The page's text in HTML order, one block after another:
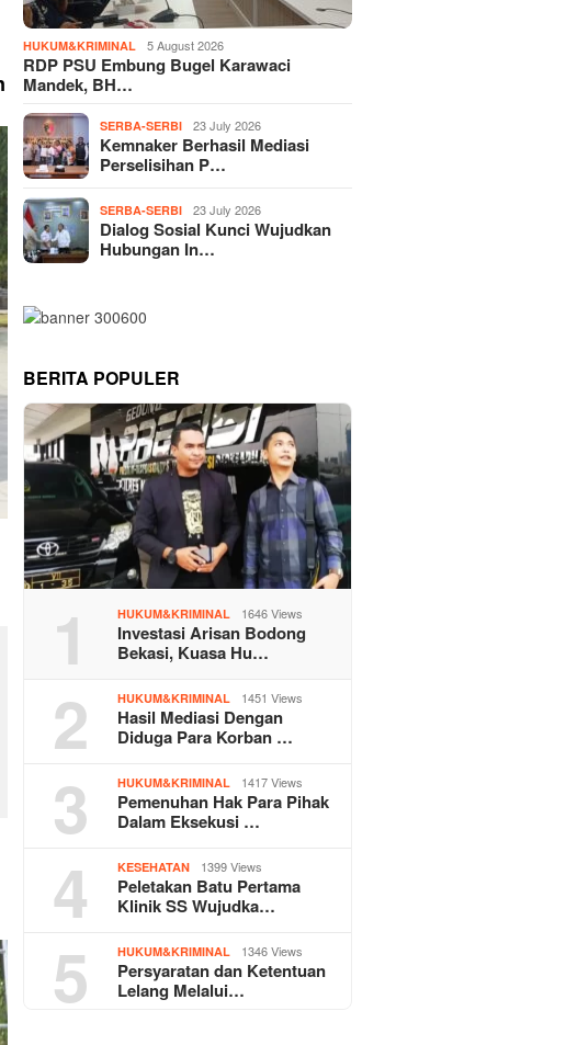
HUKUM&KRIMINAL 5 August 2026
RDP PSU Embung Bugel Karawaci
Mandek, BH…
SERBA-SERBI 23 July 2026
Kemnaker Berhasil Mediasi
Perselisihan P…
SERBA-SERBI 23 July 2026
Dialog Sosial Kunci Wujudkan
Hubungan In…
BERITA POPULER
1 HUKUM&KRIMINAL 1646 Views
Investasi Arisan Bodong
Bekasi, Kuasa Hu…
2 HUKUM&KRIMINAL 1451 Views
Hasil Mediasi Dengan
Diduga Para Korban …
3 HUKUM&KRIMINAL 1417 Views
Pemenuhan Hak Para Pihak
Dalam Eksekusi …
4 KESEHATAN 1399 Views
Peletakan Batu Pertama
Klinik SS Wujudka…
5 HUKUM&KRIMINAL 1346 Views
Persyaratan dan Ketentuan
Lelang Melalui…